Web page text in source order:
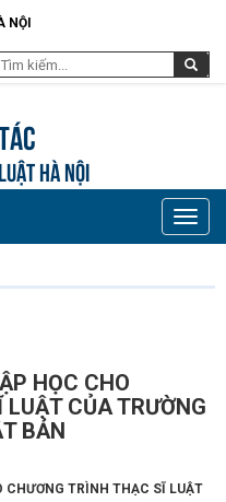
NỘI
HÀ NỘI
Toggle
HỌC CHO
CỦA TRƯỜNG
BẢN
CHƯƠNG TRÌNH THẠC SĨ LUẬT